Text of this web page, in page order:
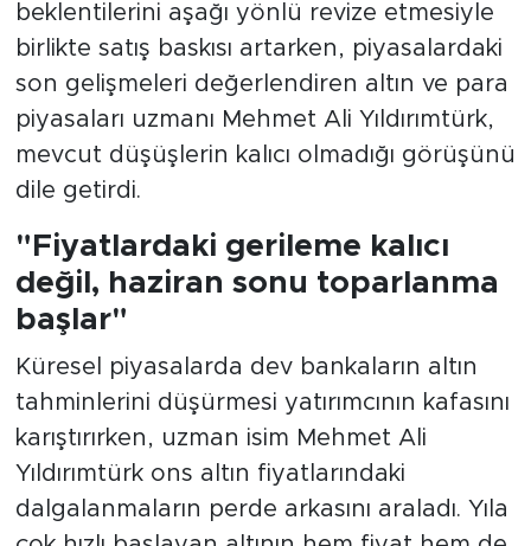
beklentilerini aşağı yönlü revize etmesiyle
birlikte satış baskısı artarken, piyasalardaki
son gelişmeleri değerlendiren altın ve para
piyasaları uzmanı Mehmet Ali Yıldırımtürk,
mevcut düşüşlerin kalıcı olmadığı görüşünü
dile getirdi.
"Fiyatlardaki gerileme kalıcı
değil, haziran sonu toparlanma
başlar"
Küresel piyasalarda dev bankaların altın
tahminlerini düşürmesi yatırımcının kafasını
karıştırırken, uzman isim Mehmet Ali
Yıldırımtürk ons altın fiyatlarındaki
dalgalanmaların perde arkasını araladı. Yıla